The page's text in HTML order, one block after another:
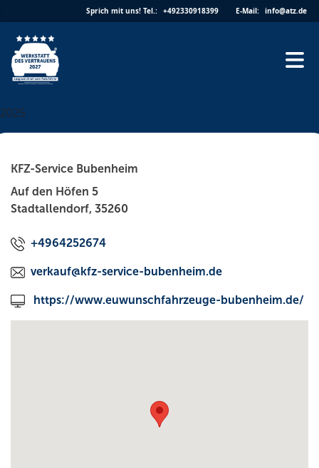
to
content
Sprich mit uns! Tel.: +492330918399 E-Mail: info@atz.de
2025
KFZ-Service Bubenheim
Auf den Höfen 5
Stadtallendorf, 35260
+4964252674
verkauf@kfz-service-bubenheim.de
https://www.euwunschfahrzeuge-bubenheim.de/